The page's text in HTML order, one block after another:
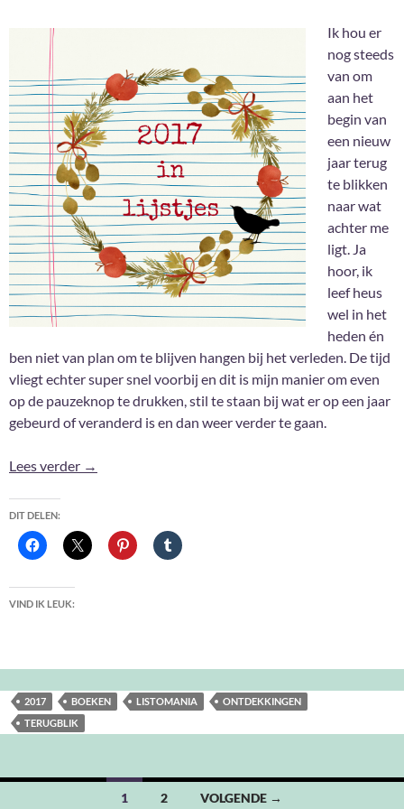
Ik hou er
nog steeds
van om
aan het
begin van
een nieuw
jaar terug
te blikken
naar wat
achter me
ligt. Ja
hoor, ik
leef heus
wel in het
heden én
ben niet van plan om te blijven hangen bij het verleden. De tijd
vliegt echter super snel voorbij en dit is mijn manier om even
op de pauzeknop te drukken, stil te staan bij wat er op een jaar
gebeurd of veranderd is en dan weer verder te gaan.
Lees verder 2017: Ontdekkingen op boekenvlak
→
DIT DELEN:
VIND IK LEUK:
2017 BOEKEN LISTOMANIA
ONTDEKKINGEN
TERUGBLIK
1 2 VOLGENDE →